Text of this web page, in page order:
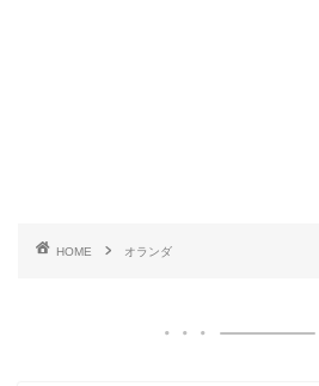
HOME オランダ